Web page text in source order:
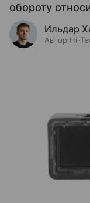
обороту
Ильдар
Автор Hi-